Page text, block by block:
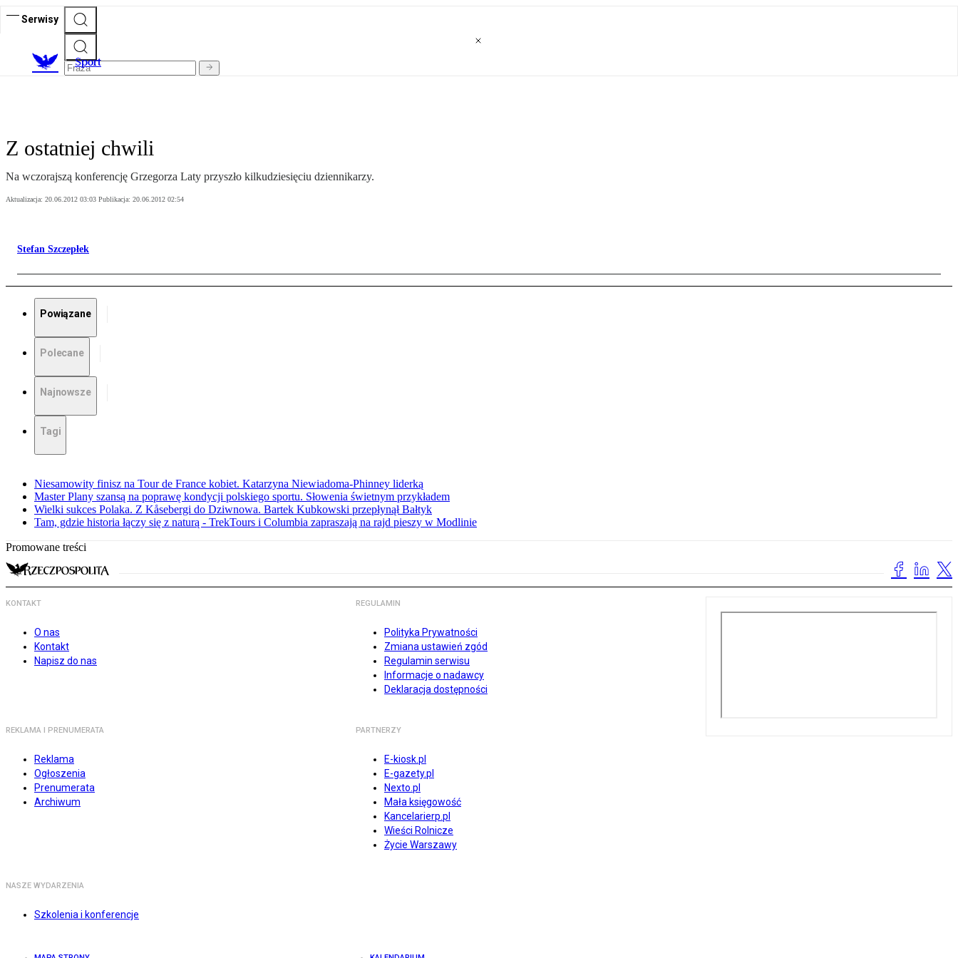
Serwisy
Sport
Z ostatniej chwili
Na wczorajszą konferencję Grzegorza Laty przyszło kilkudziesięciu dziennikarzy.
Aktualizacja: 20.06.2012 03:03 Publikacja: 20.06.2012 02:54
Stefan Szczepłek
Powiązane
Polecane
Najnowsze
Tagi
Niesamowity finisz na Tour de France kobiet. Katarzyna Niewiadoma-Phinney liderką
Master Plany szansą na poprawę kondycji polskiego sportu. Słowenia świetnym przykładem
Wielki sukces Polaka. Z Kåsebergi do Dziwnowa. Bartek Kubkowski przepłynął Bałtyk
Tam, gdzie historia łączy się z naturą - TrekTours i Columbia zapraszają na rajd pieszy w Modlinie
Promowane treści
KONTAKT
O nas
Kontakt
Napisz do nas
REGULAMIN
Polityka Prywatności
Zmiana ustawień zgód
Regulamin serwisu
Informacje o nadawcy
Deklaracja dostępności
REKLAMA I PRENUMERATA
Reklama
Ogłoszenia
Prenumerata
Archiwum
PARTNERZY
E-kiosk.pl
E-gazety.pl
Nexto.pl
Mała księgowość
Kancelarierp.pl
Wieści Rolnicze
Życie Warszawy
NASZE WYDARZENIA
Szkolenia i konferencje